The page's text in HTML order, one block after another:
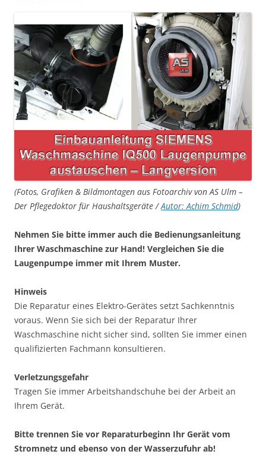
(Fotos, Grafiken & Bildmontagen aus Fotoarchiv von AS Ulm –
Der Pflegedoktor für Haushaltsgeräte /Autor: Achim Schmid)
Nehmen Sie bitte immer auch die Bedienungsanleitung
Ihrer Waschmaschine zur Hand! Vergleichen Sie die
Laugenpumpe immer mit Ihrem Muster.
Hinweis
Die Reparatur eines Elektro-Gerätes setzt Sachkenntnis
voraus. Wenn Sie sich bei der Reparatur Ihrer
Waschmaschine nicht sicher sind, sollten Sie immer einen
qualifizierten Fachmann konsultieren.
Verletzungsgefahr
Tragen Sie immer Arbeitshandschuhe bei der Arbeit an
Ihrem Gerät.
Bitte trennen Sie vor Reparaturbeginn Ihr Gerät vom
Stromnetz und ebenso von der Wasserzufuhr ab!